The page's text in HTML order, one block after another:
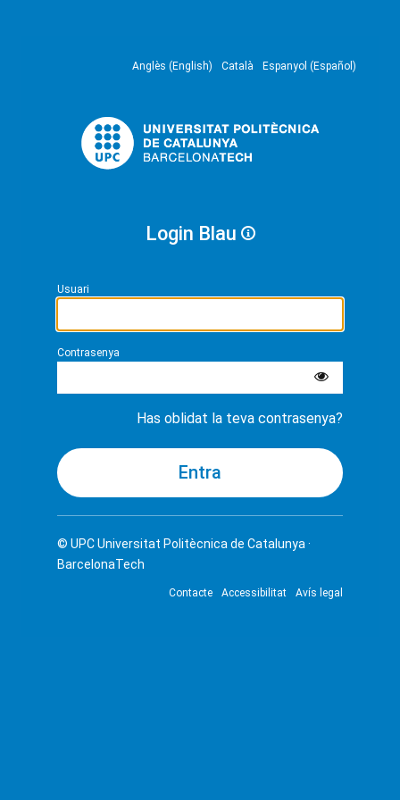
Anglès (English) Català Espanyol (Español)
Login Blau
Usuari
Contrasenya
Has oblidat la teva contrasenya?
© UPCUniversitat Politècnica de Catalunya ·
BarcelonaTech
Contacte Accessibilitat Avís legal